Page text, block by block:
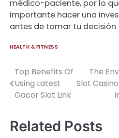
médico-paciente, por lo
importante hacer una
antes de tomar tu decisión
HEALTH & FITNESS
Post
navigation
Top Benefits Of
Using Latest
Gacor Slot Link
The
Slot
Related Posts